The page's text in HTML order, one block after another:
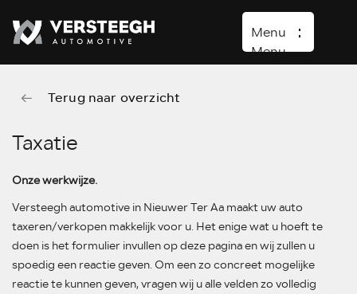
Menu
Menu
Home
Aanbod
Lynk & Co
Over ons
Verkocht
Terug naar overzicht
Taxatie
Onze werkwijze.
Versteegh automotive in Nieuwer Ter Aa maakt uw auto
taxeren/verkopen makkelijk voor u. Het enige wat u hoeft te
doen is het formulier invullen op deze pagina en wij zullen u
spoedig een reactie geven. Om een zo concreet mogelijke
reactie te kunnen geven, vragen wij u alle velden zo volledig